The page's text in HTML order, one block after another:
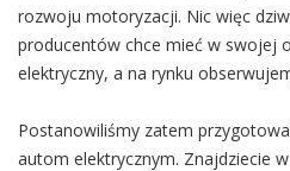
rozwoju motoryzacji. Nic więc
producentów chce mieć w swojej
elektryczny, a na rynku
Postanowiliśmy zatem
autom elektrycznym. Znajdziecie